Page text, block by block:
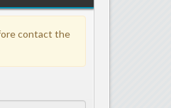
contact the